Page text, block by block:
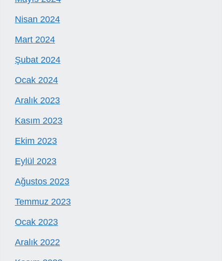
Nisan 2024
Mart 2024
Şubat 2024
Ocak 2024
Aralık 2023
Kasım 2023
Ekim 2023
Eylül 2023
Ağustos 2023
Temmuz 2023
Ocak 2023
Aralık 2022